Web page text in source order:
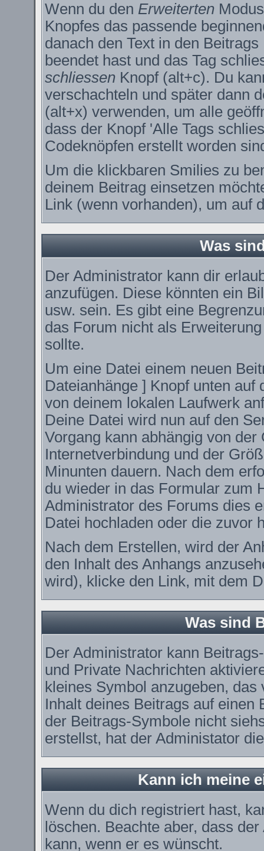
Wenn du den ErweitertenModus
Knopfes das passende
danach den Text in den
beendet hast und das Tag
schliessenKnopf (alt+c). Du
verschachteln und später dann
(alt+x) verwenden, um alle
dass der Knopf 'Alle Tags
Codeknöpfen erstellt worden
Um die klickbaren Smilies zu
deinem Beitrag einsetzen
Link (wenn vorhanden), um auf
Was
Der Administrator kann dir
anzufügen. Diese könnten ein
usw. sein. Es gibt eine
das Forum nicht als
sollte.
Um eine Datei einem neuen
Dateianhänge ] Knopf unten
von deinem lokalen Laufwerk
Deine Datei wird nun auf den
Vorgang kann abhängig von
Internetverbindung und der
Minunten dauern. Nach dem
du wieder in das Formular zum
Administrator des Forums dies
Datei hochladen oder die zuvor
Nach dem Erstellen, wird der
den Inhalt des Anhangs
wird), klicke den Link, mit dem
Was sind
Der Administrator kann
und Private Nachrichten
kleines Symbol anzugeben,
Inhalt deines Beitrags auf
der Beitrags-Symbole nicht
erstellst, hat der Administator
Kann ich meine
Wenn du dich registriert hast,
löschen. Beachte aber, dass
kann, wenn er es wünscht.